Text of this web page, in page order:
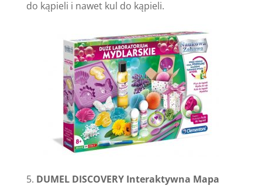
do kąpieli i nawet kul do kąpieli.
5. DUMEL DISCOVERY Interaktywna Mapa